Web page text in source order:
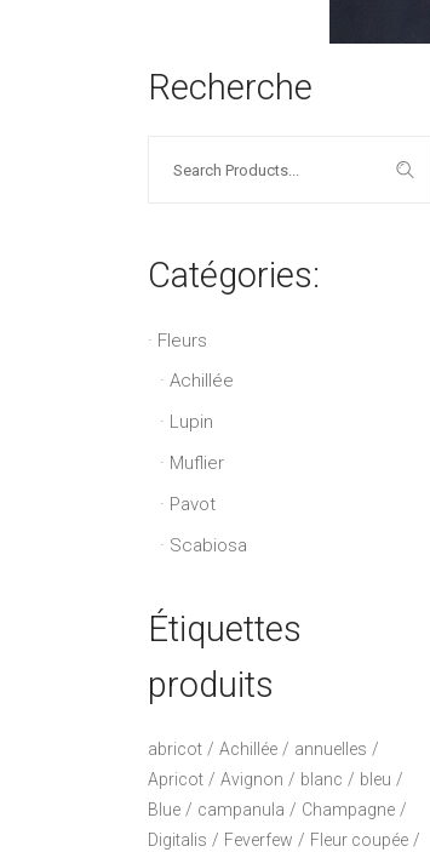
Recherche
Catégories:
Fleurs
Achillée
Lupin
Muflier
Pavot
Scabiosa
Étiquettes
produits
abricot Achillée
annuelles
Apricot
Avignon blanc
bleu
Blue
campanula
Champagne
Digitalis
Feverfew
Fleur coupée